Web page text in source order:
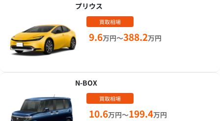
プリウス
買取相場
9.6万円～388.2万円
N-BOX
買取相場
10.6万円～199.4万円